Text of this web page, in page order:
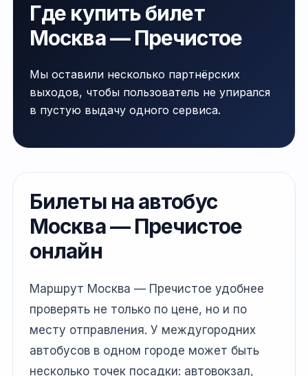
Где купить билет
Москва — Пречистое
Мы оставили несколько партнёрских
выходов, чтобы пользователь не упирался
в пустую выдачу одного сервиса.
Билеты на автобус
Москва — Пречистое
онлайн
Маршрут Москва — Пречистое удобнее
проверять не только по цене, но и по
месту отправления. У междугородних
автобусов в одном городе может быть
несколько точек посадки: автовокзал,